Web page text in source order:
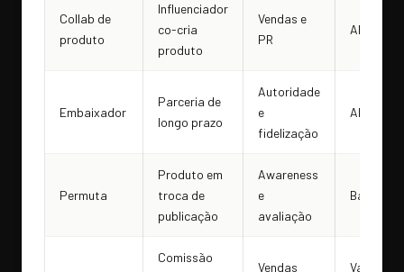
Collab de
produto
Influenciador
co-cria
produto
Vendas e
PR
Alto
Embaixador
Parceria de
longo prazo
Autoridade
e
fidelização
Alto
Permuta
Produto em
troca de
publicação
Awareness
e
avaliação
Baixo
Comissão
Vendas
Variável